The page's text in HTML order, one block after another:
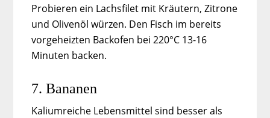
Probieren ein Lachsfilet mit Kräutern, Zitrone
und Olivenöl würzen. Den Fisch im bereits
vorgeheizten Backofen bei 220°C 13-16
Minuten backen.
7. Bananen
Kaliumreiche Lebensmittel sind besser als